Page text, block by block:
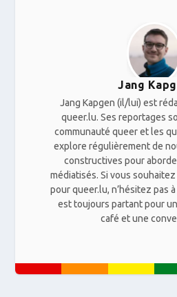
Jang
Jang Kapgen (il/lui) est
queer.lu. Ses reportages
communauté queer et les
explore régulièrement de
constructives pour
médiatisés. Si vous
pour queer.lu, n’hésitez pas
est toujours partant pour
café et une